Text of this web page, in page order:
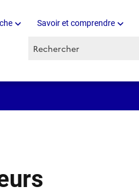
Savoir et comprendre
Recherche par mots clés